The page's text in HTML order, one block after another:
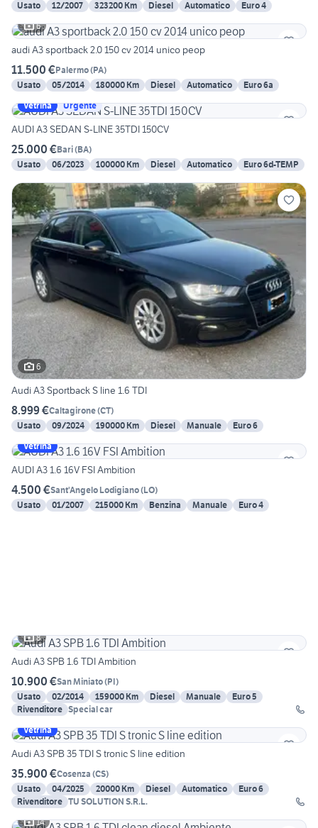
Usato 12/2007 323200 Km Diesel Automatico
Euro 4
6
audi A3 sportback 2.0 150 cv 2014 unico peop
11.500 €Palermo(PA)
Usato
05/2014 180000 Km Diesel Automatico
Euro 6a
Vetrina
Urgente
AUDI A3 SEDAN S-LINE 35TDI 150CV
25.000 €Bari(BA)
Usato
06/2023 100000 Km Diesel Automatico Euro 6d-TEMP
6
Audi A3 Sportback S line 1.6 TDI
8.999 €Caltagirone(CT)
Usato
09/2024 190000 Km Diesel Manuale
Euro 6
Vetrina
AUDI A3 1.6 16V FSI Ambition
4.500 €Sant'Angelo Lodigiano(LO)
Usato
01/2007 215000 Km Benzina Manuale Euro 4
8
Audi A3 SPB 1.6 TDI Ambition
10.900 €San Miniato(PI)
Usato
02/2014 159000 Km Diesel Manuale
Euro 5
Rivenditore Special car
Vetrina
Audi A3 SPB 35 TDI S tronic S line edition
35.900 €Cosenza (CS)
Usato
04/2025 20000 Km Diesel Automatico
Euro 6
Rivenditore TU SOLUTION S.R.L.
14